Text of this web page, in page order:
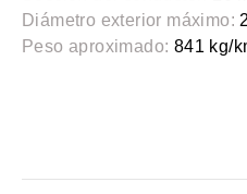
Diámetro exterior máximo:
Peso aproximado: 841 kg/